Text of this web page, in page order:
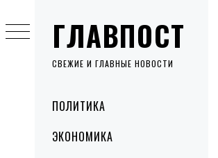
ГЛАВПОСТ
СВЕЖИЕ И ГЛАВНЫЕ НОВОСТИ
MenuПОЛИТИКА
ЭКОНОМИКА
to
content